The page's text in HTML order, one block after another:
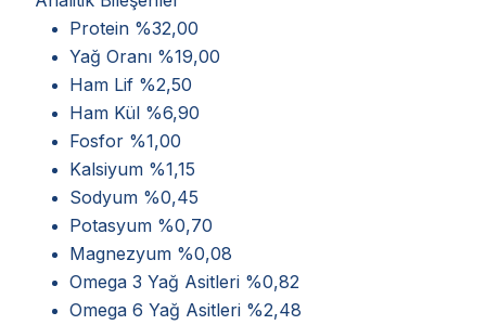
Protein %32,00
Yağ Oranı %19,00
Ham Lif %2,50
Ham Kül %6,90
Fosfor %1,00
Kalsiyum %1,15
Sodyum %0,45
Potasyum %0,70
Magnezyum %0,08
Omega 3 Yağ Asitleri %0,82
Omega 6 Yağ Asitleri %2,48